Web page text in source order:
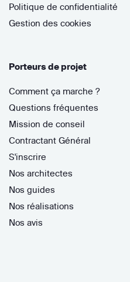
Politique de confidentialité
Gestion des cookies
Porteurs de projet
Comment ça marche ?
Questions fréquentes
Mission de conseil
Contractant Général
S'inscrire
Nos architectes
Nos guides
Nos réalisations
Nos avis